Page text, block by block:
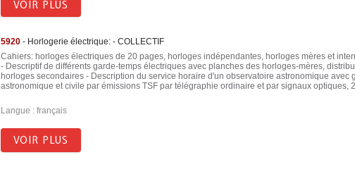
VOIR PLUS
5920- Horlogerie électrique: - COLLECTIF
Cahiers: horloges électriques de 20 pages, horloges indépendantes, horloges mères et
- Descriptif de différents garde-temps électriques avec planches des horloges-mères,
horloges secondaires - Description du service horaire d'un observatoire astronomique avec
astronomique et civile par émissions TSF par télégraphie ordinaire et par signaux optiques,
Langue : français
VOIR PLUS